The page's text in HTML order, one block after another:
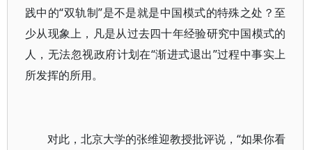
践中的“双轨制”是不是就是中国模式的特殊之处？至
少从现象上，凡是从过去四十年经验研究中国模式的
人，无法忽视政府计划在“渐进式退出”过程中事实上
所发挥的所用。
对此，北京大学的张维迎教授批评说，“如果你看